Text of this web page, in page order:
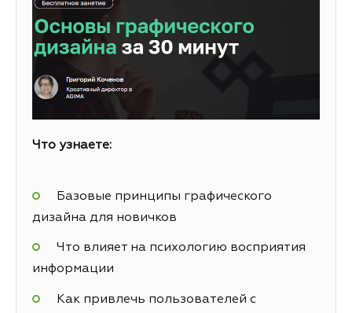
Что узнаете:
Базовые принципы графического
дизайна для новичков
Что влияет на психологию восприятия
информации
Как привлечь пользователей с